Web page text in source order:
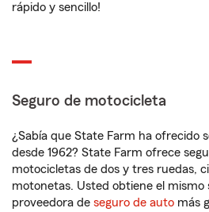
rápido y sencillo!
Seguro de motocicleta
¿Sabía que State Farm ha ofrecido
desde 1962? State Farm ofrece
motocicletas de dos y tres ruedas,
motonetas. Usted obtiene el mismo
proveedora de seguro de auto más